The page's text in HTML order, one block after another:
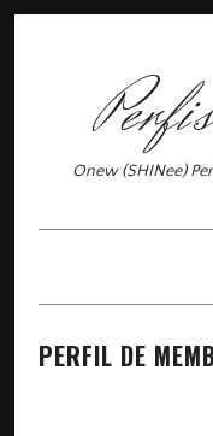
Onew (SHINee)
×
PERFIL DE